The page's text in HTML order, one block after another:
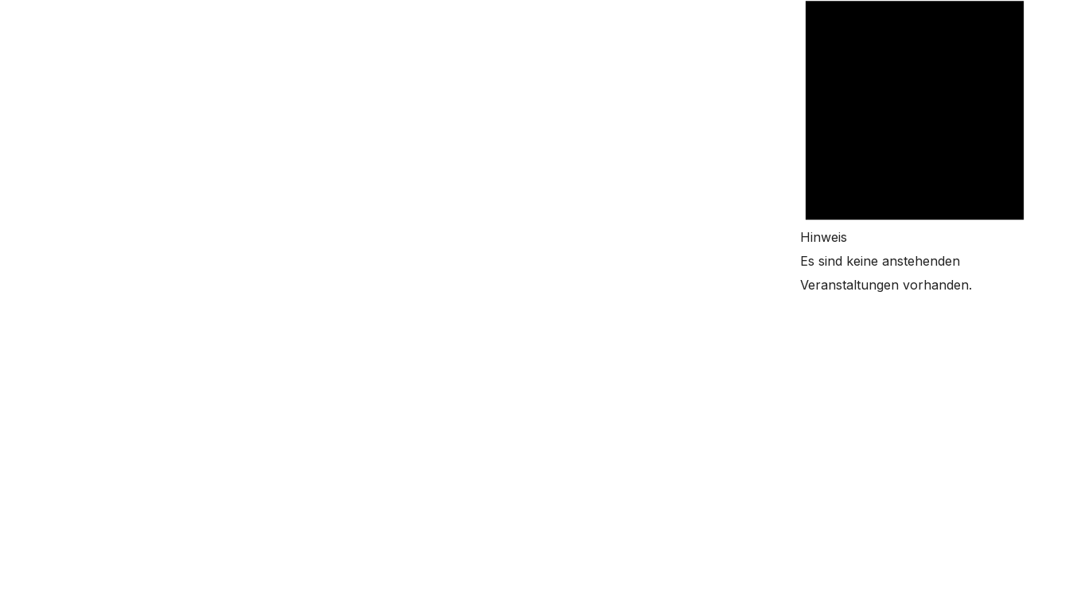
Hinweis
Es sind keine anstehenden
Veranstaltungen vorhanden.